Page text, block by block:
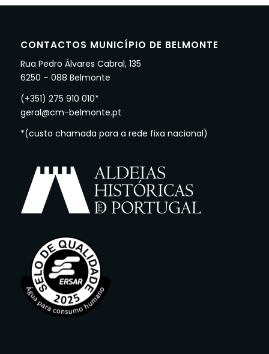
CONTACTOS MUNICÍPIO DE BELMONTE
Rua Pedro Álvares Cabral, 135
6250 – 088 Belmonte
(+351) 275 910 010*
geral@cm-belmonte.pt
*(custo chamada para a rede fixa nacional)